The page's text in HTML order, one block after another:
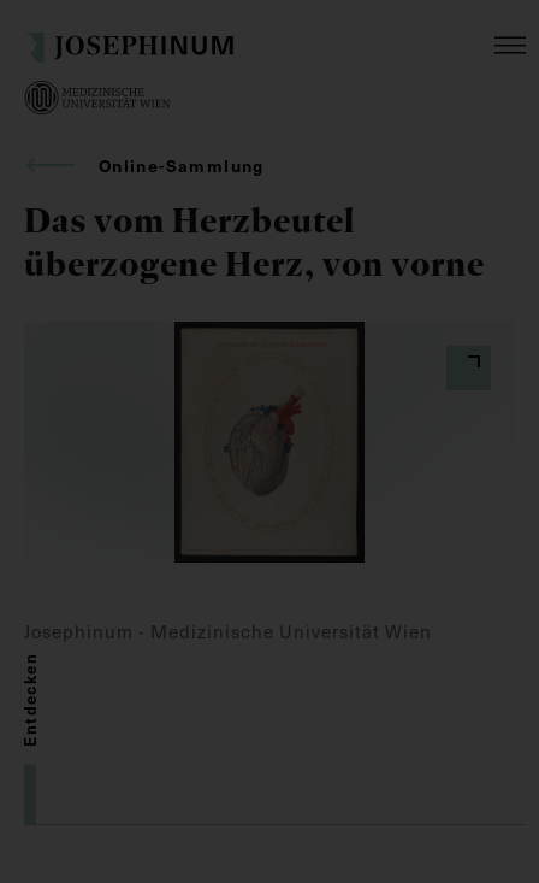
Online-Sammlung
Das vom Herzbeutel
überzogene Herz, von vorne
Josephinum - Medizinische Universität Wien
Entdecken